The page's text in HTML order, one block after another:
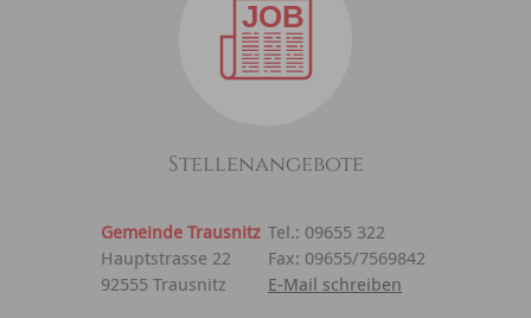
Stellenangebote
Gemeinde Trausnitz Tel.: 09655 322
Hauptstrasse 22
Fax: 09655/7569842
92555 Trausnitz
E-Mail schreiben